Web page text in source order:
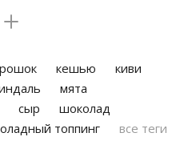
кешью
киви
мята
сыр
шоколад
топпинг все теги